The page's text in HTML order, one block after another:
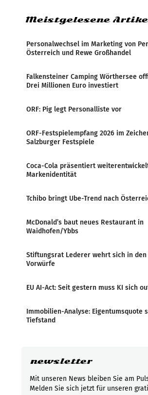
Meistgelesene
Personalwechsel im Marketing von
Österreich und Rewe Großhandel
Falkensteiner Camping Wörthersee
Drei Millionen Euro investiert
ORF: Pig legt Personalliste vor
ORF-Festspielempfang 2026 im
Salzburger Festspiele
Coca-Cola präsentiert
Markenidentität
Tchibo bringt Ube-Trend nach
McDonald’s baut neues Restaurant in
Waidhofen/Ybbs
Stiftungsrat Lederer wehrt sich in den
Vorwürfe
EU AI-Act: Seit gestern muss KI sich
Immobilien-Analyse: Eigentumsquote
Tiefstand
newsletter
Mit unseren News bleiben Sie am
Melden Sie sich jetzt für unseren